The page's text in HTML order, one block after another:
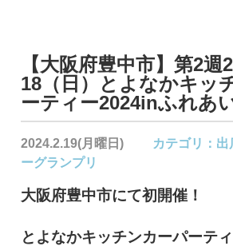
【大阪府豊中市】第2週
18（日）とよなかキッ
ーティー2024inふれあ
2024.2.19(月曜日) カテゴリ： 出
ーグランプリ
大阪府豊中市にて初開催！
とよなかキッチンカーパーテ